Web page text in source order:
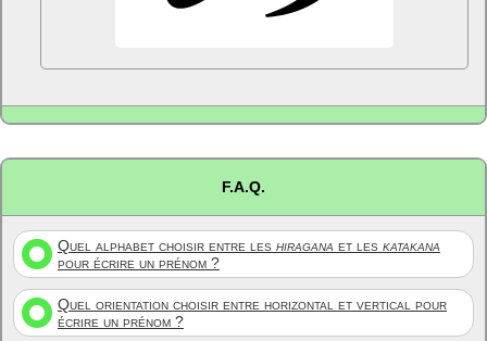
F.A.Q.
Quel alphabet choisir entre les hiragana et les katakana
pour écrire un prénom ?
Quel orientation choisir entre horizontal et vertical pour
écrire un prénom ?